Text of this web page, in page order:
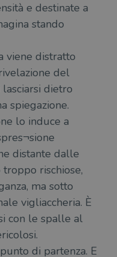
e destinate a
stando
viene distratto
del
lasciarsi dietro
spiegazione.
lo induce a
distante dalle
rischiose,
ma sotto
vigliaccheria. È
con le spalle al
di partenza. E